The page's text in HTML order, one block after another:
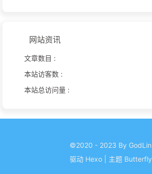
网站资讯
文章数目 :
本站访客数 :
本站总访问量 :
©2020 - 2023 By GodLin
驱动 Hexo 主题 Butterfly